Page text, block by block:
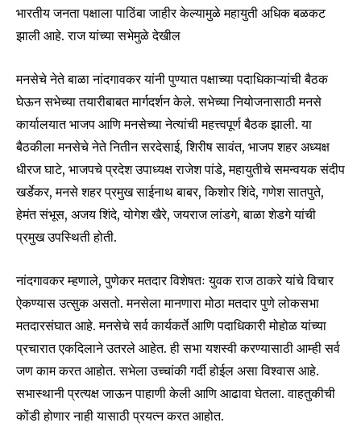
SUBSCRIBERS and be part of the
conversation.
To subscribe, simply enter your email address on our website
or click the subscribe button below. Don't worry, we respect
your privacy and won't spam your inbox. Your information is
भारतीय जनता पक्षाला पाठिंबा जाहीर केल्यामुळे महायुती अधिक बळकट
झाली आहे. राज यांच्या सभेमुळे देखील
मनसेचे नेते बाळा नांदगावकर यांनी पुण्यात पक्षाच्या पदाधिकाऱ्यांची बैठक
घेऊन सभेच्या तयारीबाबत मार्गदर्शन केले. सभेच्या नियोजनासाठी मनसे
कार्यालयात भाजप आणि मनसेच्या नेत्यांची महत्त्वपूर्ण बैठक झाली. या
बैठकीला मनसेचे नेते नितीन सरदेसाई, शिरीष सावंत, भाजप शहर अध्यक्ष
धीरज घाटे, भाजपचे प्रदेश उपाध्यक्ष राजेश पांडे, महायुतीचे समन्वयक संदीप
खर्डेकर, मनसे शहर प्रमुख साईनाथ बाबर, किशोर शिंदे, गणेश सातपुते,
हेमंत संभूस, अजय शिंदे, योगेश खैरे, जयराज लांडगे, बाळा शेडगे यांची
प्रमुख उपस्थिती होती.
नांदगावकर म्हणाले, पुणेकर मतदार विशेषतः युवक राज ठाकरे यांचे विचार
ऐकण्यास उत्सुक असतो. मनसेला मानणारा मोठा मतदार पुणे लोकसभा
मतदारसंघात आहे. मनसेचे सर्व कार्यकर्ते आणि पदाधिकारी मोहोळ यांच्या
प्रचारात एकदिलाने उतरले आहेत. ही सभा यशस्वी करण्यासाठी आम्ही सर्व
जण काम करत आहोत. सभेला उच्चांकी गर्दी होईल असा विश्वास आहे.
सभास्थानी प्रत्यक्ष जाऊन पाहाणी केली आणि आढावा घेतला. वाहतुकीची
कोंडी होणार नाही यासाठी प्रयत्न करत आहोत.